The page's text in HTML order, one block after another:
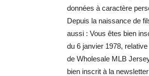
données à caractère
Depuis la naissance de
aussi : Vous êtes bien
du 6 janvier 1978,
de Wholesale MLB
bien inscrit à la